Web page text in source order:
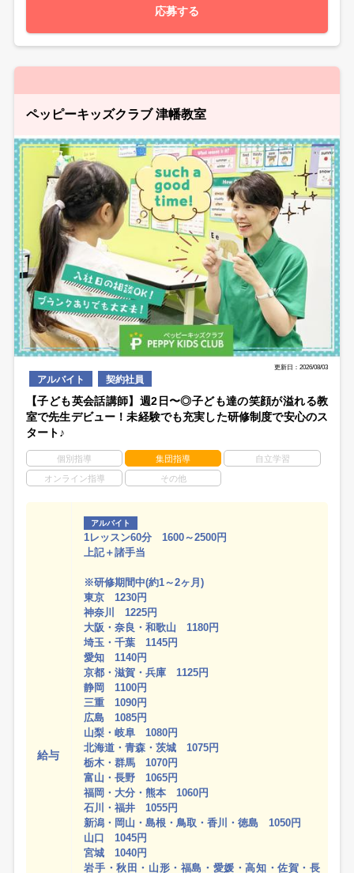
応募する
ペッピーキッズクラブ 津幡教室
更新日：2026/08/03
アルバイト 契約社員
【子ども英会話講師】週2日〜◎子ども達の笑顔が溢れる教
室で先生デビュー！未経験でも充実した研修制度で安心のス
タート♪
個別指導 集団指導 自立学習
オンライン指導 その他
給与
アルバイト
1レッスン60分 1600～2500円
上記＋諸手当
※研修期間中(約1～2ヶ月)
東京 1230円
神奈川 1225円
大阪・奈良・和歌山 1180円
埼玉・千葉 1145円
愛知 1140円
京都・滋賀・兵庫 1125円
静岡 1100円
三重 1090円
広島 1085円
山梨・岐阜 1080円
北海道・青森・茨城 1075円
栃木・群馬 1070円
富山・長野 1065円
福岡・大分・熊本 1060円
石川・福井 1055円
新潟・岡山・島根・鳥取・香川・徳島 1050円
山口 1045円
宮城 1040円
岩手・秋田・山形・福島・愛媛・高知・佐賀・長